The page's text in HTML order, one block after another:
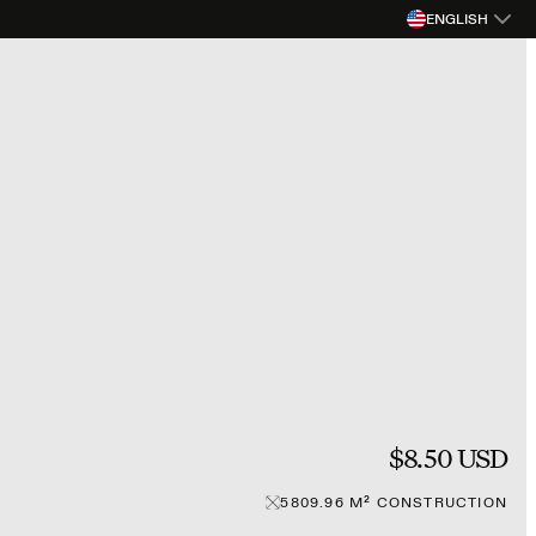
ENGLISH
$8.50 USD
5809.96 M² CONSTRUCTION